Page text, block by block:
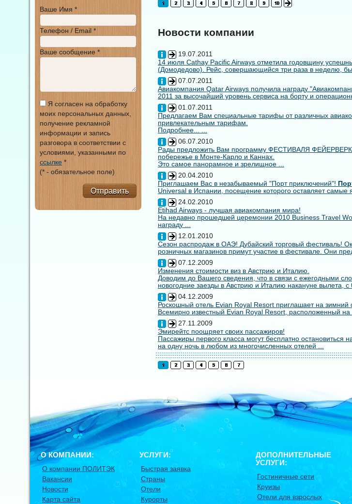
Новости компании
19.07.2011
14 июля Cathay Pacific Airways отметила годовщину
(Домодедово). Рейс, совершающийся три раза в неделю,
07.07.2011
Авиакомпания Qatar Airways получила награду
2011 за высочайший уровень сервиса на борту и
01.07.2011
Предлагаем Вам специальные тарифы от различных
привлекательным тарифам.
Подробнее... ...
06.07.2010
Рады предложить Вам программу ФЕСТИВАЛЯ
побережье в Монте-Карло и Каннах.
Это самое панорамное и зрелищное ...
20.04.2010
Приглашаем Вас в незабываемый "Порт приключений"!
Universal в Испании, посещение которого оставляет самые
24.02.2010
Etihad Airways - лучшая авиакомпания мира!
На недавно прошедшей церемонии 2010 Business Travel
награду ...
12.01.2010
Сезон распродаж в ОАЭ! Дубайский торговый фестиваль!
розничных магазинов примут участие в фестивале. Они
07.12.2009
Изменения стоимости виз в Австрию и Италию.
Доводим до Вашего сведения, что в связи с ежегодными
новогодние заезды в Австрию и Италию накануне вылета, с
04.12.2009
Роскошный отель Evian Royal Resort приглашает на зимний
Всемирно известный Evian Royal Resort, расположенный на
27.11.2009
Эмирейтс поощряет своих пассажиров!
Пассажиры первого класса могут бесплатно
на одну ночь в любом из многочисленных отелей ...
Ваше Имя *
Телефон / Email *
Ваше сообщение *
Я согласен на обработку
моих персональных данных,
получение рекламной
информации и запись
разговора в соответствии с
условиями, указанными по
ссылке *
(* - обязательное поле)
Отправить
О КОМПАНИИ:
О компании ПОЛИТЭК
Вакансии
Новости
Карта сайта
УСЛУГИ:
Быстрая заявка
Страны
Отели
Курорты
ДОПОЛНИТЕЛЬНЫЕ
УСЛУГИ:
Гостиничные сети
Круизы
Отели для взрослых